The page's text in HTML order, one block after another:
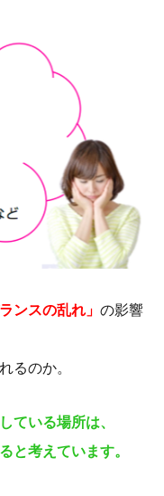
ンスの乱れ」 の影響
るのか。
ている場所は、
と考えています。